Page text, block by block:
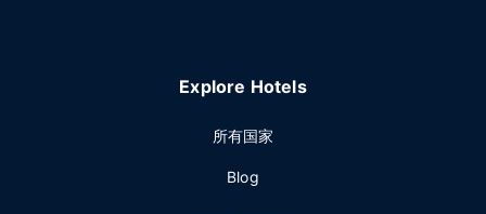
Explore Hotels
所有国家
Blog